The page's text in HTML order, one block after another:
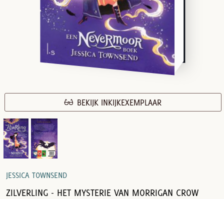
BEKIJK INKIJKEXEMPLAAR
JESSICA TOWNSEND
ZILVERLING - HET MYSTERIE VAN MORRIGAN CROW